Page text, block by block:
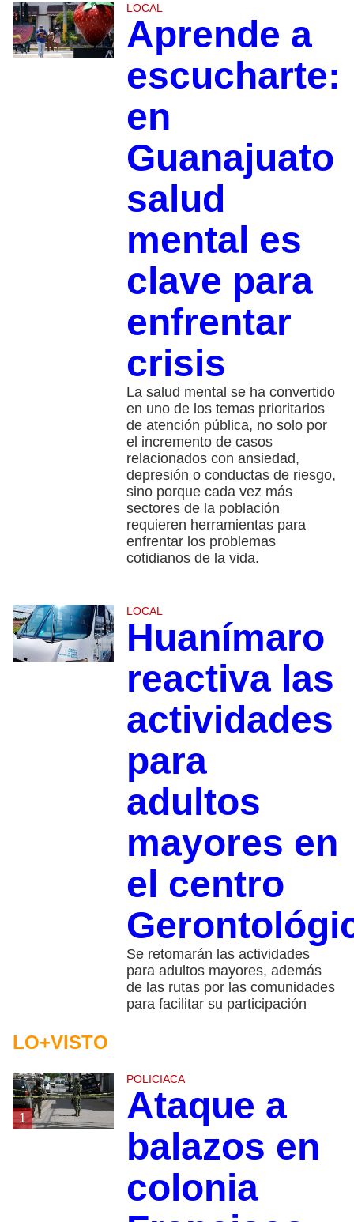
LOCAL
Aprende a
escucharte:
en
Guanajuato
salud
mental es
clave para
enfrentar
crisis
La salud mental se ha convertido
en uno de los temas prioritarios
de atención pública, no solo por
el incremento de casos
relacionados con ansiedad,
depresión o conductas de riesgo,
sino porque cada vez más
sectores de la población
requieren herramientas para
enfrentar los problemas
cotidianos de la vida.
LOCAL
Huanímaro
reactiva las
actividades
para
adultos
mayores en
el centro
Se retomarán las actividades
para adultos mayores, además
de las rutas por las comunidades
para facilitar su participación
LO+VISTO
1
POLICIACA
Ataque a
balazos en
colonia